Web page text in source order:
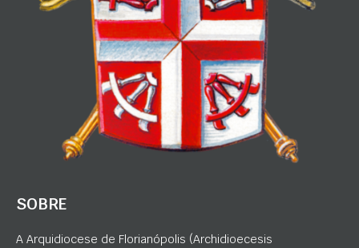
SOBRE
A Arquidiocese de Florianópolis (Archidioecesis